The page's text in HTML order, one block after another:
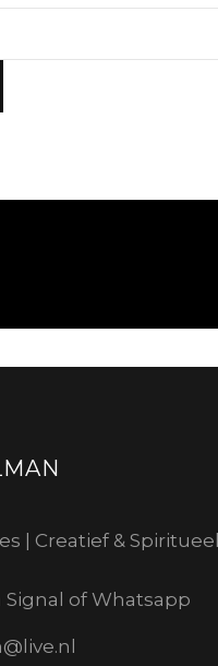
| Creatief &
Signal of Whatsapp